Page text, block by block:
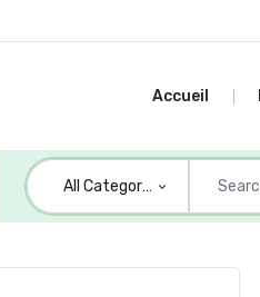
Accueil
All Categories